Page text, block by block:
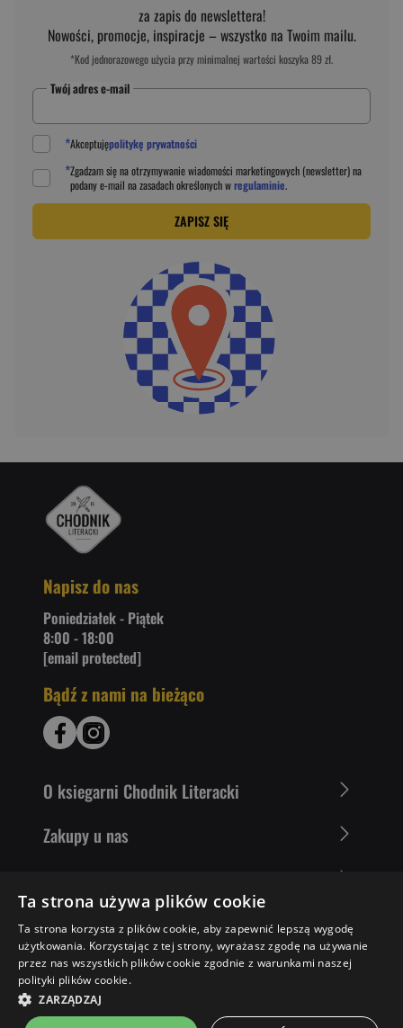
26,40 ZŁ
za zapis do newslettera!
Nowości, promocje, inspiracje – wszystko na Twoim mailu.
*Kod jednorazowego użycia przy minimalnej wartości koszyka 89 zł.
Twój adres e-mail
*Akceptujępolitykę prywatności
*Zgadzam się na otrzymywanie wiadomości marketingowych (newsletter) na
podanye-mail na zasadach określonych wregulaminie.
ZAPISZ SIĘ
Napisz do nas
Poniedziałek - Piątek
8:00 - 18:00
[email protected]
Bądź z nami na bieżąco
O ksiegarni Chodnik Literacki
Zakupy u nas
Literaci polecają
Ta strona używa plików cookie
Ta strona korzysta z plików cookie, aby zapewnić lepszą wygodę
użytkowania. Korzystając z tej strony, wyrażasz zgodę na używanie
przez nas wszystkich plików cookie zgodnie z warunkami naszej
polityki plików cookie.
ZARZĄDZAJ